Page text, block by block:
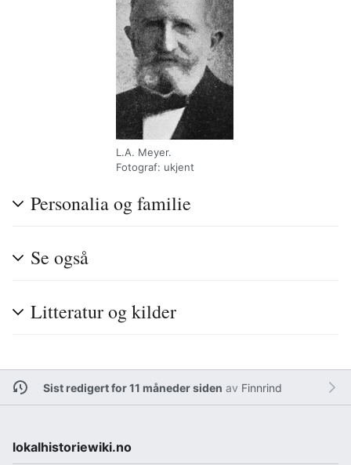
L.A. Meyer.
Fotograf: ukjent
Personalia og familie
Se også
Litteratur og kilder
Sist redigert for 11 måneder siden av Finnrind
lokalhistoriewiki.no